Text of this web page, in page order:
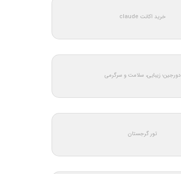
خرید اکانت claude
دورجین؛ زیبایی، سلامت و سرگرمی
تور گرجستان